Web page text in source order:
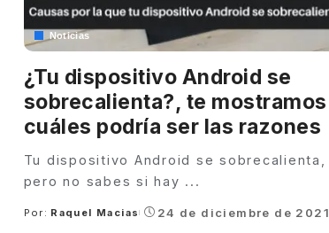
Noticias
¿Tu dispositivo Android se
sobrecalienta?, te mostramos
cuáles podría ser las razones
Tu dispositivo Android se sobrecalienta,
pero no sabes si hay ...
Posted
Por: Raquel Macias 24 de diciembre de 2021